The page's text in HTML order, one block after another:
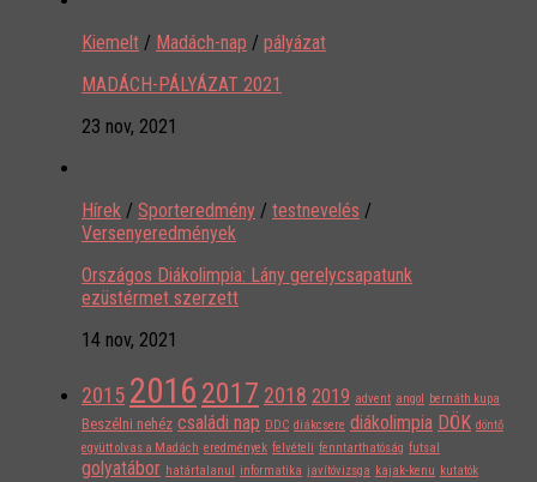
Kiemelt / Madách-nap / pályázat
MADÁCH-PÁLYÁZAT 2021
23 nov, 2021
Hírek / Sporteredmény / testnevelés /
Versenyeredmények
Országos Diákolimpia: Lány gerelycsapatunk
ezüstérmet szerzett
14 nov, 2021
2015 2016 2017 2018 2019 advent angol bernáth kupa
Beszélni nehéz családi nap DDC diákcsere diákolimpia DÖK döntő
együtt olvas a Madách eredmények felvételi fenntarthatóság futsal
golyatábor határtalanul informatika javítóvizsga kajak-kenu kutatók